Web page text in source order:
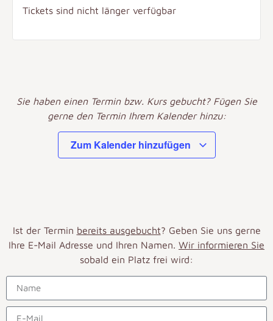
Tickets sind nicht länger verfügbar
Sie haben einen Termin bzw. Kurs gebucht? Fügen Sie
gerne den Termin Ihrem Kalender hinzu:
Zum Kalender hinzufügen
Ist der Termin bereits ausgebucht? Geben Sie uns gerne
Ihre E-Mail Adresse und Ihren Namen. Wir informieren Sie
sobald ein Platz frei wird: